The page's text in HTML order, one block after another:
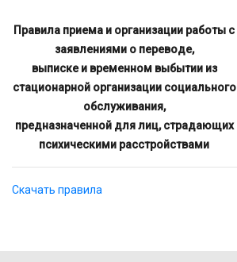
Правила приема и организации работы с
заявлениями о переводе,
выписке и временном выбытии из
стационарной организации социального
обслуживания,
предназначенной для лиц, страдающих
психическими расстройствами
Скачать правила